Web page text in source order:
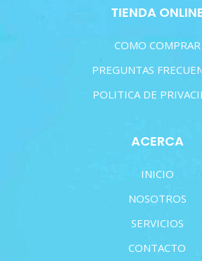
TIENDA
COMO COMPRAR
PREGUNTAS
POLITICA DE
ACERCA
INICIO
NOSOTROS
SERVICIOS
CONTACTO